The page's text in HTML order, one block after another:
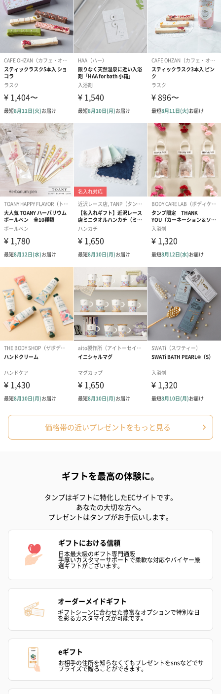
プリザーブドフラワー
ブーケ（ピンク）
（2,580円）
プリザーブドフラワー
ブーケ（ブルー）
（2,580円）
アミュレット
紅茶・コーヒー・スイーツ
紅茶・コーヒー・スイーツを同梱してお届けいたします。ギフト
への＋αにおすすめです。
アールグレイ（HAPPY
アールグレイティー
フルーツティ
スイーツ
スイーツを同梱してお届けいたします。ギフトへの＋αにおすすめ
です。
スキンケアグッズ
スキンケアグッズを同梱してお届けします。
ハンドクリーム3本セッ
ト【ありがとう】
（1,100円）
ドクリーム（ピンクグ
（2,145円）
シャワージェ
ドクリーム（
円）
価格帯の近いプレゼントをもっと見る
ギフトを最高の体験に。
タンプはギフトに特化したECサイトです。
あなたの大切な方へ。
プレゼントはタンプがお手伝いします。
ギフトにおける信頼
日本最大級のギフト専門通販
手厚いカスタマーサポートで柔軟な対応やバイヤー厳
選ギフトがございます。
オーダーメイドギフト
ギフトシーンに合わせた豊富なオプションで特別な日
を彩るカスタマイズが可能です。
eギフト
お相手の住所を知らなくてもプレゼントをsnsなどでサ
プライズで贈ることができます。